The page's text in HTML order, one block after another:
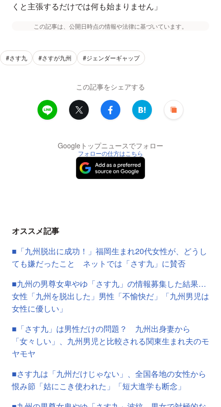
くと主張するだけでは何も始まりません」
この記事は、公開日時点の情報や法律に基づいています。
#さす九 #さすが九州 #ジェンダーギャップ
この記事をシェアする
Googleトップニュースでフォロー
フォローの仕方はこちら
オススメ記事
■「九州脱出に成功！」福岡生まれ20代女性が、どうし
ても嫌だったこと ネットでは「さす九」に賛否
■九州の男尊女卑やゆ「さす九」の情報募集した結果…
女性「九州を脱出した」男性「不愉快だ」「九州男児は
女性に優しい」
■「さす九」は男性だけの問題？ 九州出身妻から
「女々しい」、九州男児と比較される関東生まれ夫のモ
ヤモヤ
■さす九は「九州だけじゃない」、全国各地の女性から
恨み節「姑にこき使われた」「短大進学も断念」